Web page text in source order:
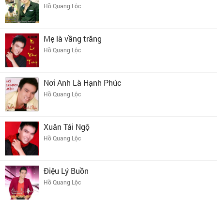
Hồ Quang Lộc
Mẹ là vầng trăng
Hồ Quang Lộc
Nơi Anh Là Hạnh Phúc
Hồ Quang Lộc
Xuân Tái Ngộ
Hồ Quang Lộc
Điệu Lý Buồn
Hồ Quang Lộc